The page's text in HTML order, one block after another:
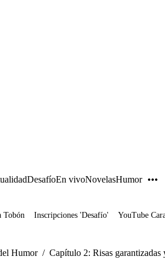
DesafíoEn vivoNovelasHumor
Tobón Inscripciones 'Desafío' YouTube
Humor / Capítulo 2: Risas